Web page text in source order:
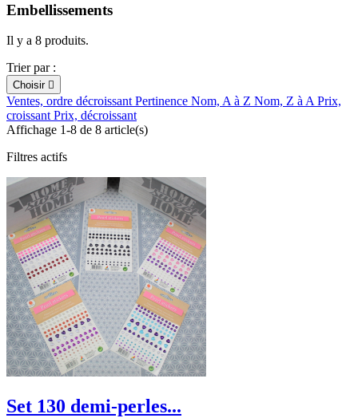
Embellissements
Il y a 8 produits.
Trier par :
Choisir 
Ventes, ordre décroissantPertinence Nom, A à Z Nom, Z à APrix,
croissantPrix, décroissant
Affichage 1-8 de 8 article(s)
Filtres actifs
Set 130 demi-perles...